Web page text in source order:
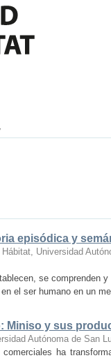
episódica y
Hábitat, Universidad
se comprenden
el ser humano en un
Miniso y sus
Autónoma de San
ha